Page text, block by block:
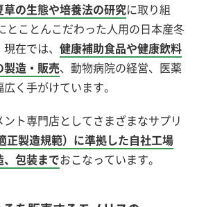
草の生態や培養法の研究に取り組
とことんこだわった人用の日本産冬
在では、 健康補助食品や健康飲料
製造・販売、動物病院の経営、医薬
く手がけています。
ト専門店としてさまざまなサプリ
正製造規範）に準拠した自社工場
包装までおこなっています。